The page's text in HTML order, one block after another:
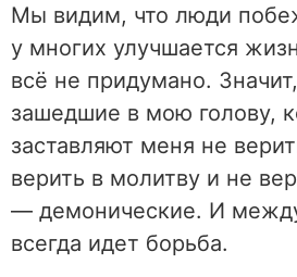
Мы видим, что люди
у многих улучшается
всё не придумано.
зашедшие в мою голову,
заставляют меня не
верить в молитву и не
— демонические. И
всегда идет борьба.